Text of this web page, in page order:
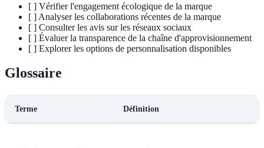
[ ] Vérifier l'engagement écologique de la marque
[ ] Analyser les collaborations récentes de la marque
[ ] Consulter les avis sur les réseaux sociaux
[ ] Évaluer la transparence de la chaîne d'approvisionnement
[ ] Explorer les options de personnalisation disponibles
Glossaire
Terme Définition